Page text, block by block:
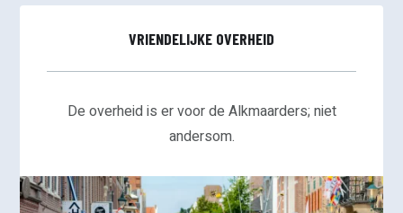
VRIENDELIJKE OVERHEID
De overheid is er voor de Alkmaarders; niet
andersom.